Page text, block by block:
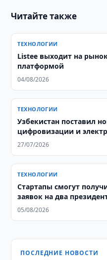
Читайте также
ТЕХНОЛОГИИ
Listee выходит на рынок
платформой
04/08/2026
ТЕХНОЛОГИИ
Узбекистан поставил
цифровизации и
27/07/2026
ТЕХНОЛОГИИ
Стартапы смогут
заявок на два
продолжается
05/08/2026
ПОСЛЕДНИЕ НОВОСТИ